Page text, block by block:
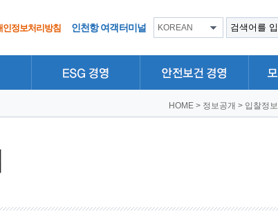
인정보처리방침 인천항 여객터미널 KOREAN
HOME > 정보공개 > 입찰정보